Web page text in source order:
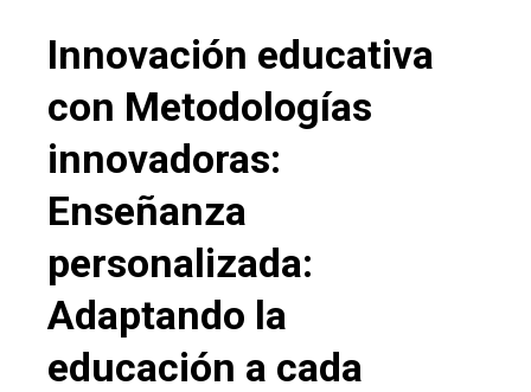
Innovación educativa
con Metodologías
innovadoras:
Enseñanza
personalizada:
Adaptando la
educación a cada